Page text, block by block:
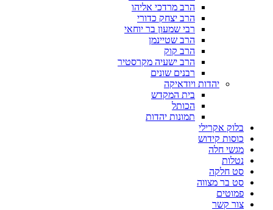
הרב מרדכי אליהו
הרב יצחק כדורי
רבי שמעון בר יוחאי
הרב שטיינמן
הרב קוק
הרב ישעיה מקרסטיר
רבנים שונים
יהדות ויודאיקה
בית המקדש
הכותל
תמונות יהדות
בלוק אקרילי
כוסות קידוש
מגשי חלה
נטלות
סט חלקה
סט בר מצווה
פמוטים
צור קשר